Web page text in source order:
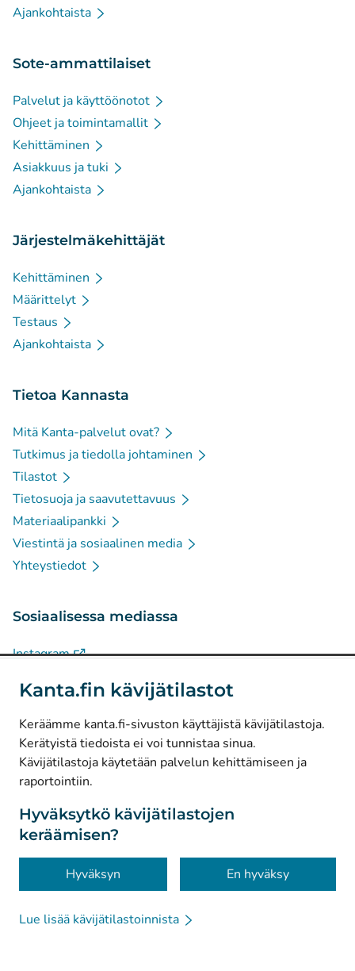
Kanta.fin kävijätilastot
Keräämme kanta.fi-sivuston käyttäjistä kävijätilastoja.
Kerätyistä tiedoista ei voi tunnistaa sinua.
Kävijätilastoja käytetään palvelun kehittämiseen ja
raportointiin.
Hyväksytkö kävijätilastojen
keräämisen?
Hyväksyn En hyväksy
Lue lisää kävijätilastoinnista
Ajankohtaista
Sote-ammattilaiset
Palvelut ja käyttöönotot
Ohjeet ja toimintamallit
Kehittäminen
Asiakkuus ja tuki
Ajankohtaista
Järjestelmäkehittäjät
Kehittäminen
Määrittelyt
Testaus
Ajankohtaista
Tietoa Kannasta
Mitä Kanta-palvelut ovat?
Tutkimus ja tiedolla johtaminen
Tilastot
Tietosuoja ja saavutettavuus
Materiaalipankki
Viestintä ja sosiaalinen media
Yhteystiedot
Sosiaalisessa mediassa
Instagram(Avautuu uuteen välilehteen)
Facebook(Avautuu uuteen välilehteen)
© Kanta-Palvelut, Kansaneläkelaitos
Tietosuoja
Tietoa sivustosta
Saavutettavuus
Evästeet